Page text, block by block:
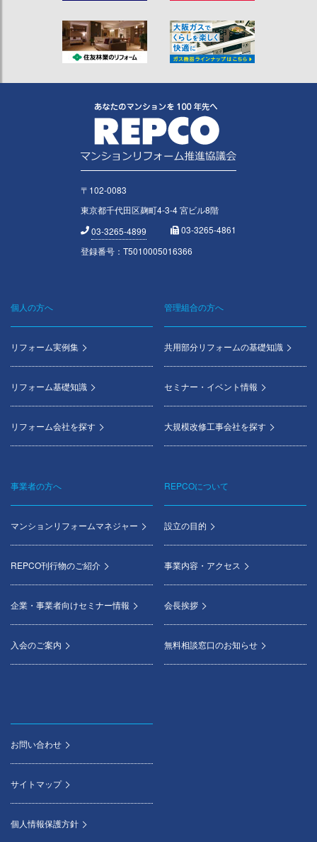
〒102-0083
東京都千代田区麹町4-3-4 宮ビル8階
03-3265-4899
03-3265-4861
登録番号：T5010005016366
Footer
menu
個人の方へ
リフォーム実例集
リフォーム基礎知識
リフォーム会社を探す
管理組合の方へ
共用部分リフォームの基礎知識
セミナー・イベント情報
大規模改修工事会社を探す
事業者の方へ
マンションリフォームマネジャー
REPCO刊行物のご紹介
企業・事業者向けセミナー情報
入会のご案内
REPCOについて
設立の目的
事業内容・アクセス
会長挨拶
無料相談窓口のお知らせ
お問い合わせ
サイトマップ
個人情報保護方針